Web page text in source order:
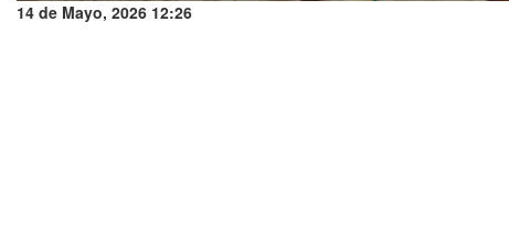
14 de Mayo, 2026 12:26